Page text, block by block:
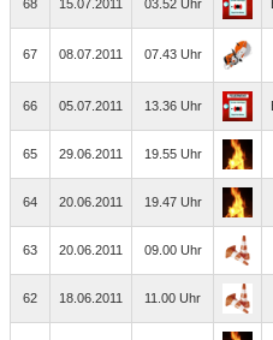
68 15.07.2011 03.52 Uhr
67 08.07.2011 07.43 Uhr
66 05.07.2011 13.36 Uhr
65 29.06.2011 19.55 Uhr
64 20.06.2011 19.47 Uhr
63 20.06.2011 09.00 Uhr
62 18.06.2011 11.00 Uhr